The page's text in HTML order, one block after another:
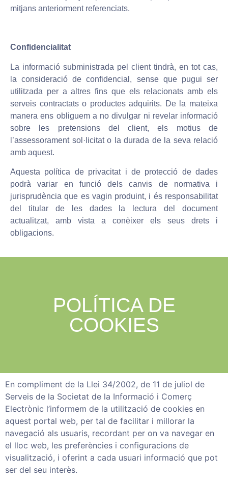
mitjans anteriorment referenciats.
Confidencialitat
La informació subministrada pel client tindrà, en tot cas,
la consideració de confidencial, sense que pugui ser
utilitzada per a altres fins que els relacionats amb els
serveis contractats o productes adquirits. De la mateixa
manera ens obliguem a no divulgar ni revelar informació
sobre les pretensions del client, els motius de
l’assessorament sol·licitat o la durada de la seva relació
amb aquest.
Aquesta política de privacitat i de protecció de dades
podrà variar en funció dels canvis de normativa i
jurisprudència que es vagin produint, i és responsabilitat
del titular de les dades la lectura del document
actualitzat, amb vista a conèixer els seus drets i
obligacions.
POLÍTICA DE
COOKIES
En compliment de la Llei 34/2002, de 11 de juliol de
Serveis de la Societat de la Informació i Comerç
Electrònic l’informem de la utilització de cookies en
aquest portal web, per tal de facilitar i millorar la
navegació als usuaris, recordant per on va navegar en
el lloc web, les preferències i configuracions de
visualització, i oferint a cada usuari informació que pot
ser del seu interès.